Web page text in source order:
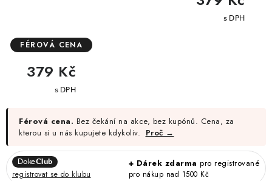
379 Kč
FÉROVÁ CENA
cena:
Férová cena. Bez čekání na akce, bez kupónů. Cena, za
kterou si u nás kupujete kdykoliv. Proč →
DokeClub
registrovat se do klubu
+ Dárek zdarma pro registrované
pro nákup nad 1500 Kč